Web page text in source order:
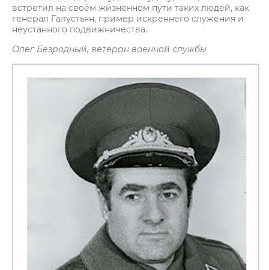
встретил на своём жизненном пути таких людей, как
генерал Галустьян, пример искреннего служения и
неустанного подвижничества.
Олег Безродный, ветеран военной службы